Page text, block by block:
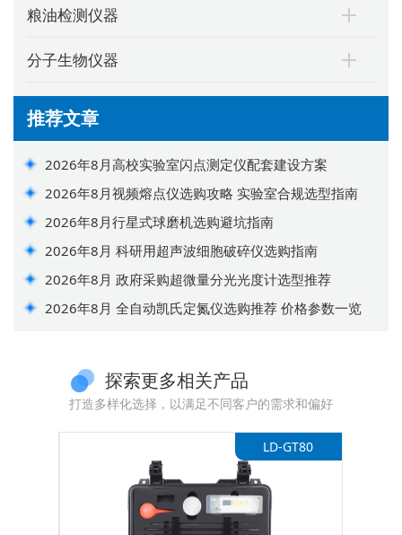
粮油检测仪器
分子生物仪器
推荐文章
2026年8月高校实验室闪点测定仪配套建设方案
2026年8月视频熔点仪选购攻略 实验室合规选型指南
2026年8月行星式球磨机选购避坑指南
2026年8月 科研用超声波细胞破碎仪选购指南
2026年8月 政府采购超微量分光光度计选型推荐
2026年8月 全自动凯氏定氮仪选购推荐 价格参数一览
探索更多相关产品
打造多样化选择，以满足不同客户的需求和偏好
LD-GT80